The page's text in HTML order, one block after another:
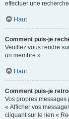
effectuer une
Haut
Comment puis-je
Veuillez vous rendre
un membre ».
Haut
Comment puis-je
Vos propres
« Afficher vos
cliquant sur le lien «